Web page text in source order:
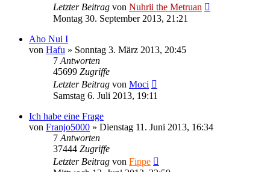
Letzter Beitrag von Nuhrii the Metruan
Montag 30. September 2013, 21:21
Aho Nui I
von Hafu » Sonntag 3. März 2013, 20:45
7 Antworten
45699 Zugriffe
Letzter Beitrag von Moci
Samstag 6. Juli 2013, 19:11
Ich habe eine Frage
von Franjo5000 » Dienstag 11. Juni 2013, 16:34
7 Antworten
37444 Zugriffe
Letzter Beitrag von Fippe